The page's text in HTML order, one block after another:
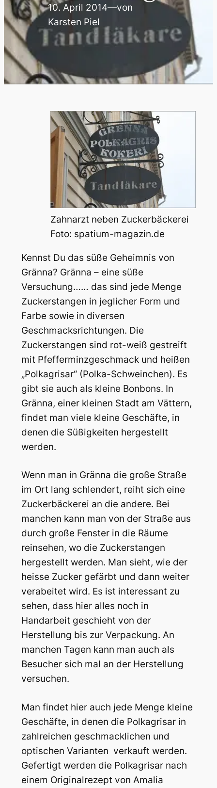
10. April 2014—von
Karsten Piel
Zahnarzt neben Zuckerbäckerei
Foto: spatium-magazin.de
Kennst Du das süße Geheimnis von
Gränna? Gränna – eine süße
Versuchung…… das sind jede Menge
Zuckerstangen in jeglicher Form und
Farbe sowie in diversen
Geschmacksrichtungen. Die
Zuckerstangen sind rot-weiß gestreift
mit Pfefferminzgeschmack und heißen
„Polkagrisar“ (Polka-Schweinchen). Es
gibt sie auch als kleine Bonbons. In
Gränna, einer kleinen Stadt am Vättern,
findet man viele kleine Geschäfte, in
denen die Süßigkeiten hergestellt
werden.
Wenn man in Gränna die große Straße
im Ort lang schlendert, reiht sich eine
Zuckerbäckerei an die andere. Bei
manchen kann man von der Straße aus
durch große Fenster in die Räume
reinsehen, wo die Zuckerstangen
hergestellt werden. Man sieht, wie der
heisse Zucker gefärbt und dann weiter
verabeitet wird. Es ist interessant zu
sehen, dass hier alles noch in
Handarbeit geschieht von der
Herstellung bis zur Verpackung. An
manchen Tagen kann man auch als
Besucher sich mal an der Herstellung
versuchen.
Man findet hier auch jede Menge kleine
Geschäfte, in denen die Polkagrisar in
zahlreichen geschmacklichen und
optischen Varianten verkauft werden.
Gefertigt werden die Polkagrisar nach
einem Originalrezept von Amalia